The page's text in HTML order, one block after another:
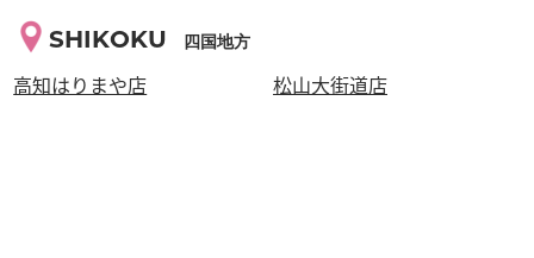
SHIKOKU 四国地方
高知はりまや店
松山大街道店